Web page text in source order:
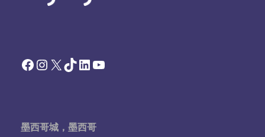
Facebook Instagram X TikTok 领英YouTube
墨西哥城，墨西哥